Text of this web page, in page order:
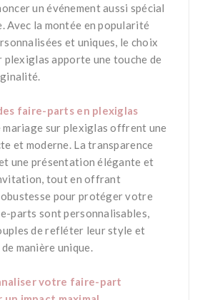
un événement aussi spécial
Avec la montée en popularité
et uniques, le choix
apporte une touche de
faire-parts en plexiglas
sur plexiglas offrent une
et moderne. La transparence
une présentation élégante et
tout en offrant
pour protéger votre
parts sont personnalisables,
de refléter leur style et
manière unique​.
votre faire-part